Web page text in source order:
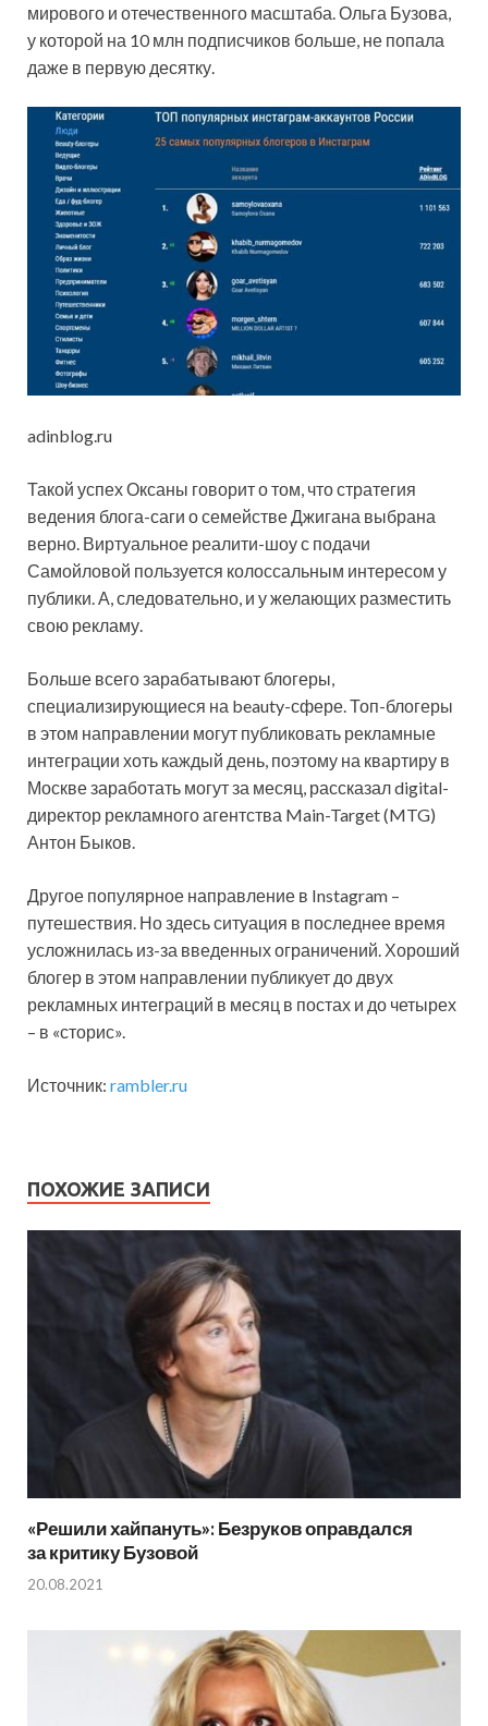
мирового и отечественного масштаба. Ольга Бузова,
у которой на 10 млн подписчиков больше, не попала
даже в первую десятку.
adinblog.ru
Такой успех Оксаны говорит о том, что стратегия
ведения блога-саги о семействе Джигана выбрана
верно. Виртуальное реалити-шоу с подачи
Самойловой пользуется колоссальным интересом у
публики. А, следовательно, и у желающих разместить
свою рекламу.
Больше всего зарабатывают блогеры,
специализирующиеся на beauty-сфере. Топ-блогеры
в этом направлении могут публиковать рекламные
интеграции хоть каждый день, поэтому на квартиру в
Москве заработать могут за месяц, рассказал digital-
директор рекламного агентства Main-Target (MTG)
Антон Быков.
Другое популярное направление в Instagram –
путешествия. Но здесь ситуация в последнее время
усложнилась из-за введенных ограничений. Хороший
блогер в этом направлении публикует до двух
рекламных интеграций в месяц в постах и до четырех
– в «сторис».
Источник: rambler.ru
ПОХОЖИЕ ЗАПИСИ
«Решили хайпануть»: Безруков оправдался
за критику Бузовой
20.08.2021